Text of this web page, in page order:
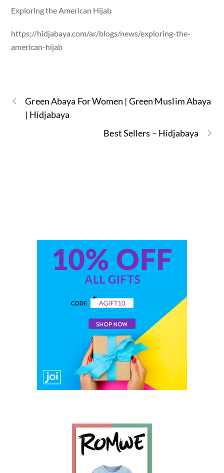
Exploring the American Hijab
https://hidjabaya.com/ar/blogs/news/exploring-the-
american-hijab
Green Abaya For Women | Green Muslim Abaya
| Hidjabaya
Best Sellers – Hidjabaya